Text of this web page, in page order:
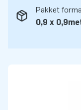
hun leven!
Meer dan 15.000
JB laat al meer dan
opblaasattracties
van onze
Pakket
0,9 x